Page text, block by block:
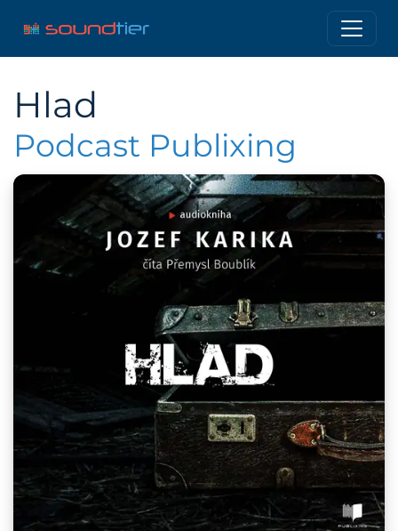
Hlad
Podcast Publixing